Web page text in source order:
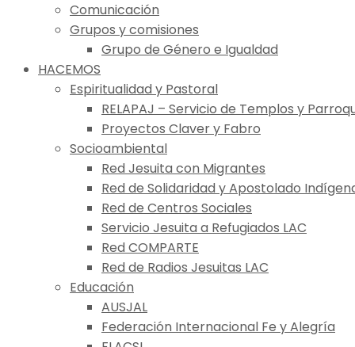
Comunicación
Grupos y comisiones
Grupo de Género e Igualdad
HACEMOS
Espiritualidad y Pastoral
RELAPAJ – Servicio de Templos y
Proyectos Claver y Fabro
Socioambiental
Red Jesuita con Migrantes
Red de Solidaridad y Apostolado
Red de Centros Sociales
Servicio Jesuita a Refugiados LAC
Red COMPARTE
Red de Radios Jesuitas LAC
Educación
AUSJAL
Federación Internacional Fe y Alegría